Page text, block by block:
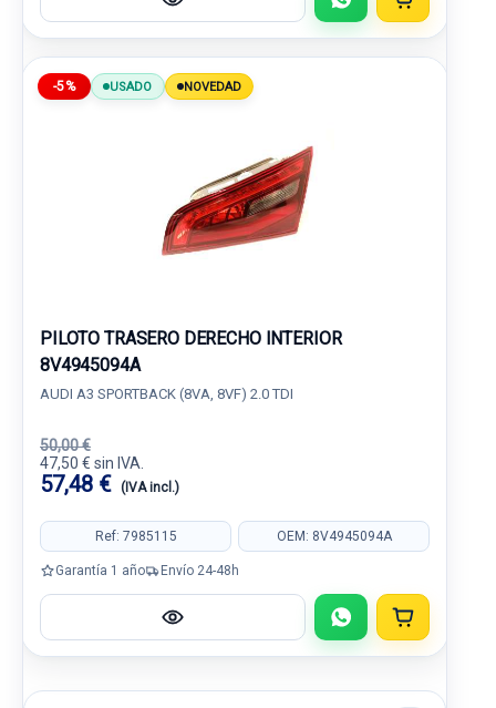
-5% USADO NOVEDAD
PILOTO TRASERO DERECHO INTERIOR
8V4945094A
AUDI A3 SPORTBACK (8VA, 8VF) 2.0 TDI
50,00 €
47,50 € sin IVA.
57,48 € (IVA incl.)
Ref: 7985115 OEM: 8V4945094A
Garantía 1 año Envío 24-48h